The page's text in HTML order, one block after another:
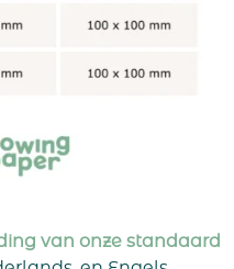
van onze standaard